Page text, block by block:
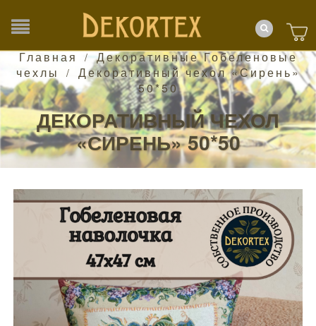
Главная /
Декоративные Гобеленовые
чехлы
/
Декоративный чехол «Сирень»
50*50
ДЕКОРАТИВНЫЙ ЧЕХОЛ
«СИРЕНЬ» 50*50